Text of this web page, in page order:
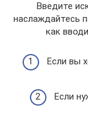
Введите
наслаждайтесь
как
Если вы
Если